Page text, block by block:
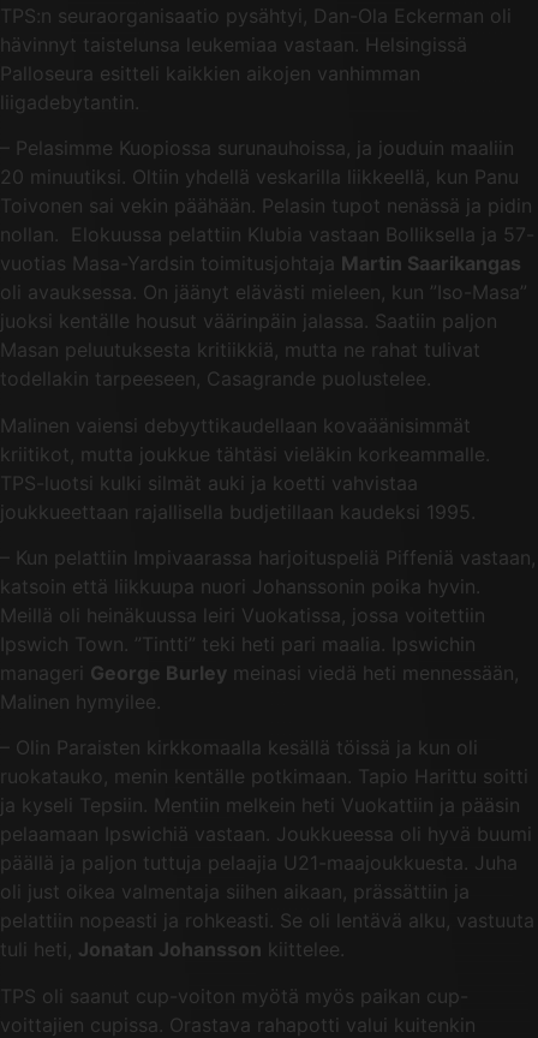
TPS:n seuraorganisaatio pysähtyi, Dan-Ola Eckerman oli
hävinnyt taistelunsa leukemiaa vastaan. Helsingissä
Palloseura esitteli kaikkien aikojen vanhimman
liigadebytantin.
– Pelasimme Kuopiossa surunauhoissa, ja jouduin maaliin
20 minuutiksi. Oltiin yhdellä veskarilla liikkeellä, kun Panu
Toivonen sai vekin päähään. Pelasin tupot nenässä ja pidin
nollan. Elokuussa pelattiin Klubia vastaan Bolliksella ja 57-
vuotias Masa-Yardsin toimitusjohtaja Martin Saarikangas
oli avauksessa. On jäänyt elävästi mieleen, kun ”Iso-Masa”
juoksi kentälle housut väärinpäin jalassa. Saatiin paljon
Masan peluutuksesta kritiikkiä, mutta ne rahat tulivat
todellakin tarpeeseen, Casagrande puolustelee.
Malinen vaiensi debyyttikaudellaan kovaäänisimmät
kriitikot, mutta joukkue tähtäsi vieläkin korkeammalle.
TPS-luotsi kulki silmät auki ja koetti vahvistaa
joukkueettaan rajallisella budjetillaan kaudeksi 1995.
– Kun pelattiin Impivaarassa harjoituspeliä Piffeniä vastaan,
katsoin että liikkuupa nuori Johanssonin poika hyvin.
Meillä oli heinäkuussa leiri Vuokatissa, jossa voitettiin
Ipswich Town. ”Tintti” teki heti pari maalia. Ipswichin
manageri George Burley meinasi viedä heti mennessään,
Malinen hymyilee.
– Olin Paraisten kirkkomaalla kesällä töissä ja kun oli
ruokatauko, menin kentälle potkimaan. Tapio Harittu soitti
ja kyseli Tepsiin. Mentiin melkein heti Vuokattiin ja pääsin
pelaamaan Ipswichiä vastaan. Joukkueessa oli hyvä buumi
päällä ja paljon tuttuja pelaajia U21-maajoukkuesta. Juha
oli just oikea valmentaja siihen aikaan, prässättiin ja
pelattiin nopeasti ja rohkeasti. Se oli lentävä alku, vastuuta
tuli heti, Jonatan Johansson kiittelee.
TPS oli saanut cup-voiton myötä myös paikan cup-
voittajien cupissa. Orastava rahapotti valui kuitenkin